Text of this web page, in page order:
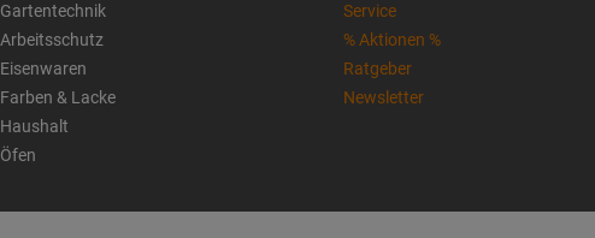
Gartentechnik
Arbeitsschutz
Eisenwaren
Farben & Lacke
Haushalt
Öfen
Service
% Aktionen %
Ratgeber
Newsletter